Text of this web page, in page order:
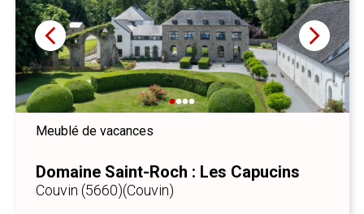
Meublé de vacances
Domaine Saint-Roch : Les Capucins
Couvin (5660)(Couvin)